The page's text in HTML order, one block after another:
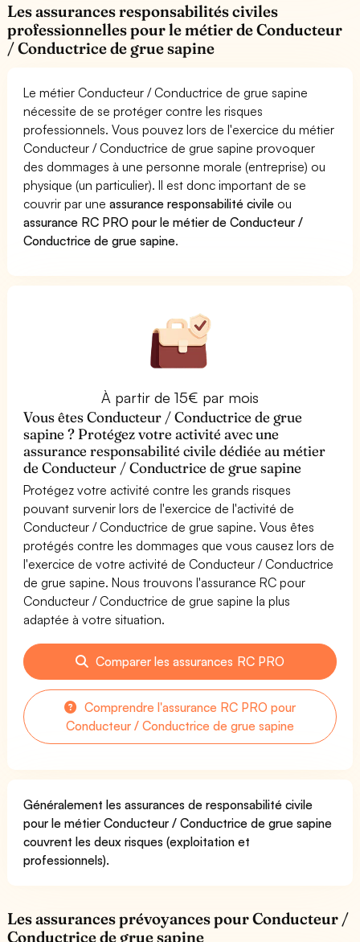
Les assurances responsabilités civiles
professionnelles pour le métier de Conducteur
/ Conductrice de grue sapine
Le métier Conducteur / Conductrice de grue sapine
nécessite de se protéger contre les risques
professionnels. Vous pouvez lors de l'exercice du métier
Conducteur / Conductrice de grue sapine provoquer
des dommages à une personne morale (entreprise) ou
physique (un particulier). Il est donc important de se
couvrir par uneassurance responsabilité civile ou
assurance RC PRO pour le métier de Conducteur /
Conductrice de grue sapine.
À partir de 15€ par mois
Vous êtes Conducteur / Conductrice de grue
sapine ? Protégez votre activité avec une
assurance responsabilité civile dédiée au métier
de Conducteur / Conductrice de grue sapine
Protégez votre activité contre les grands risques
pouvant survenir lors de l'exercice de l'activité de
Conducteur / Conductrice de grue sapine. Vous êtes
protégés contre les dommages que vous causez lors de
l'exercice de votre activité de Conducteur / Conductrice
de grue sapine. Nous trouvons l'assurance RC pour
Conducteur / Conductrice de grue sapine la plus
adaptée à votre situation.
Comparer les assurances RC PRO
Comprendre l'assurance RC PRO pour
Conducteur / Conductrice de grue sapine
Généralement les assurances de responsabilité civile
pour le métier Conducteur / Conductrice de grue sapine
couvrent les deux risques (exploitation et
professionnels).
Les assurances prévoyances pour Conducteur /
Conductrice de grue sapine